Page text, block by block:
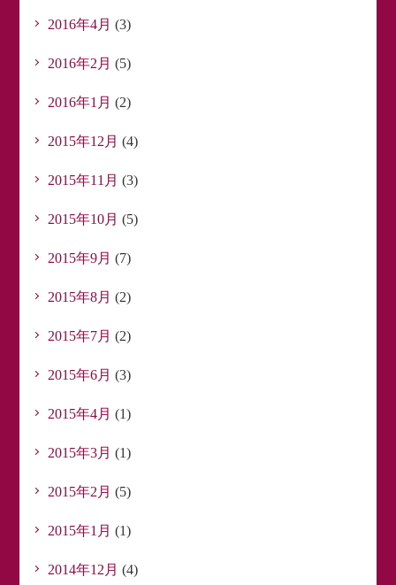
2016年4月 (3)
2016年2月 (5)
2016年1月 (2)
2015年12月 (4)
2015年11月 (3)
2015年10月 (5)
2015年9月 (7)
2015年8月 (2)
2015年7月 (2)
2015年6月 (3)
2015年4月 (1)
2015年3月 (1)
2015年2月 (5)
2015年1月 (1)
2014年12月 (4)